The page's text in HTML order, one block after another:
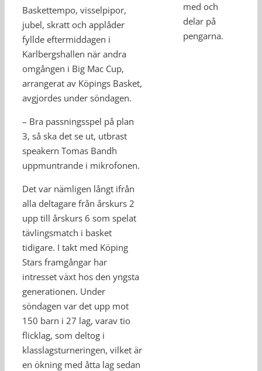
Baskettempo, visselpipor,
jubel, skratt och applåder
fyllde eftermiddagen i
Karlbergshallen när andra
omgången i Big Mac Cup,
arrangerat av Köpings Basket,
avgjordes under söndagen.
– Bra passningsspel på plan
3, så ska det se ut, utbrast
speakern Tomas Bandh
uppmuntrande i mikrofonen.
Det var nämligen långt ifrån
alla deltagare från årskurs 2
upp till årskurs 6 som spelat
tävlingsmatch i basket
tidigare. I takt med Köping
Stars framgångar har
intresset växt hos den yngsta
generationen. Under
söndagen var det upp mot
150 barn i 27 lag, varav tio
flicklag, som deltog i
klasslagsturneringen, vilket är
en ökning med åtta lag sedan
med och
delar på
pengarna.